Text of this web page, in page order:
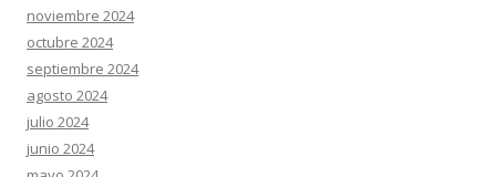
noviembre 2024
octubre 2024
septiembre 2024
agosto 2024
julio 2024
junio 2024